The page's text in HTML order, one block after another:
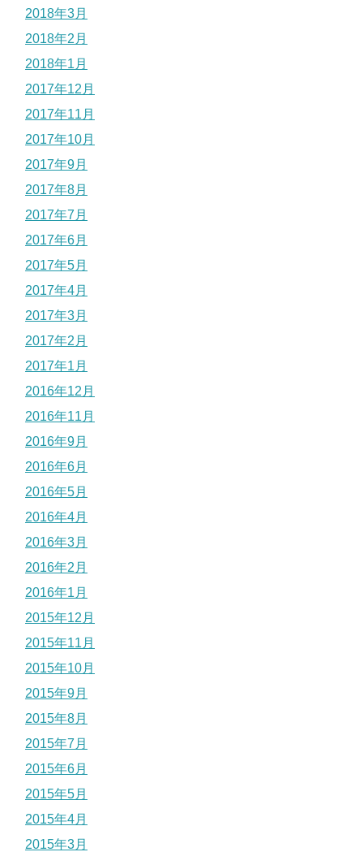
2018年3月
2018年2月
2018年1月
2017年12月
2017年11月
2017年10月
2017年9月
2017年8月
2017年7月
2017年6月
2017年5月
2017年4月
2017年3月
2017年2月
2017年1月
2016年12月
2016年11月
2016年9月
2016年6月
2016年5月
2016年4月
2016年3月
2016年2月
2016年1月
2015年12月
2015年11月
2015年10月
2015年9月
2015年8月
2015年7月
2015年6月
2015年5月
2015年4月
2015年3月